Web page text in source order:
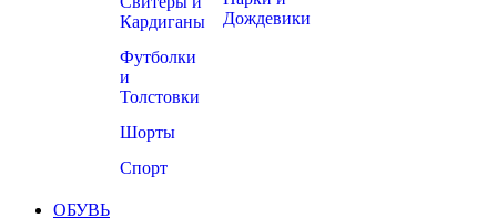
Кардиганы
Футболки
и
Толстовки
Шорты
Спорт
Дождевики
ОБУВЬ